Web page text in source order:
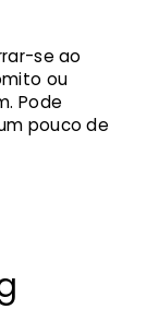
se ao
ou
Pode
pouco de